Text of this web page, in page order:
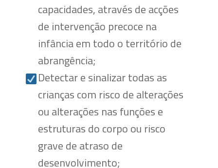
capacidades, através de acções
de intervenção precoce na
infância em todo o território de
abrangência;
Detectar e sinalizar todas as
crianças com risco de alterações
ou alterações nas funções e
estruturas do corpo ou risco
grave de atraso de
desenvolvimento;